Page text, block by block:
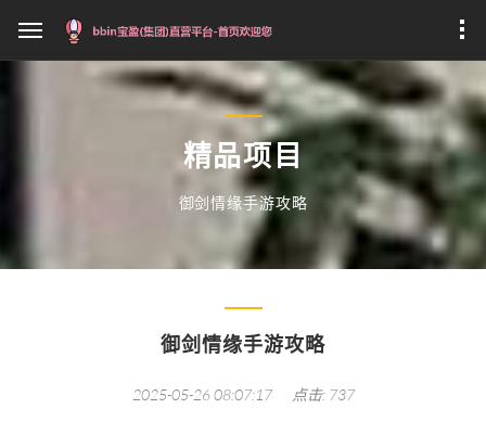
精品项目
御剑情缘手游攻略
御剑情缘手游攻略
2025-05-26 08:07:17 点击: 737